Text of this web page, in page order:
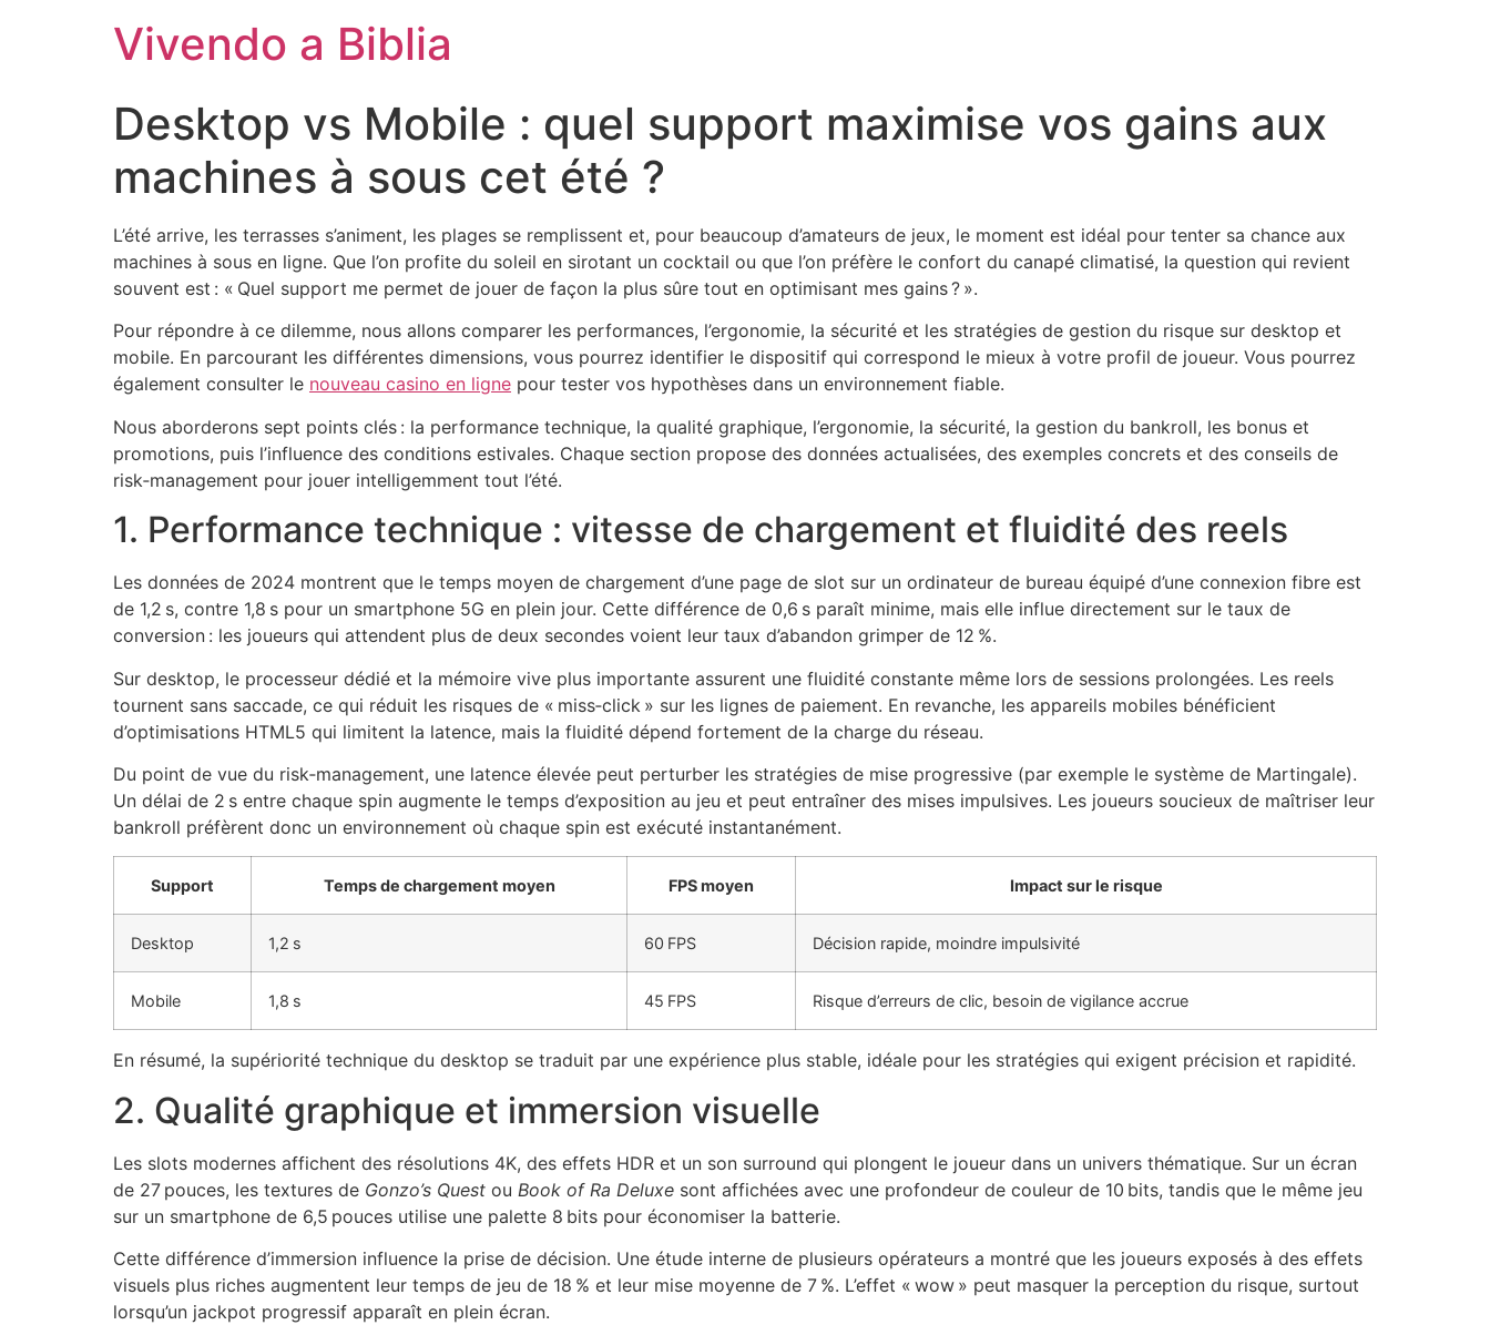
Vivendo a Biblia
Desktop vs Mobile : quel support maximise vos gains aux
machines à sous cet été ?
L’été arrive, les terrasses s’animent, les plages se remplissent et, pour beaucoup d’amateurs de jeux, le moment est idéal pour tenter sa chance aux
machines à sous en ligne. Que l’on profite du soleil en sirotant un cocktail ou que l’on préfère le confort du canapé climatisé, la question qui revient
souvent est : « Quel support me permet de jouer de façon la plus sûre tout en optimisant mes gains ? ».
Pour répondre à ce dilemme, nous allons comparer les performances, l’ergonomie, la sécurité et les stratégies de gestion du risque sur desktop et
mobile. En parcourant les différentes dimensions, vous pourrez identifier le dispositif qui correspond le mieux à votre profil de joueur. Vous pourrez
également consulter le nouveau casino en ligne pour tester vos hypothèses dans un environnement fiable.
Nous aborderons sept points clés : la performance technique, la qualité graphique, l’ergonomie, la sécurité, la gestion du bankroll, les bonus et
promotions, puis l’influence des conditions estivales. Chaque section propose des données actualisées, des exemples concrets et des conseils de
risk‑management pour jouer intelligemment tout l’été.
1. Performance technique : vitesse de chargement et fluidité des reels
Les données de 2024 montrent que le temps moyen de chargement d’une page de slot sur un ordinateur de bureau équipé d’une connexion fibre est
de 1,2 s, contre 1,8 s pour un smartphone 5G en plein jour. Cette différence de 0,6 s paraît minime, mais elle influe directement sur le taux de
conversion : les joueurs qui attendent plus de deux secondes voient leur taux d’abandon grimper de 12 %.
Sur desktop, le processeur dédié et la mémoire vive plus importante assurent une fluidité constante même lors de sessions prolongées. Les reels
tournent sans saccade, ce qui réduit les risques de « miss‑click » sur les lignes de paiement. En revanche, les appareils mobiles bénéficient
d’optimisations HTML5 qui limitent la latence, mais la fluidité dépend fortement de la charge du réseau.
Du point de vue du risk‑management, une latence élevée peut perturber les stratégies de mise progressive (par exemple le système de Martingale).
Un délai de 2 s entre chaque spin augmente le temps d’exposition au jeu et peut entraîner des mises impulsives. Les joueurs soucieux de maîtriser leur
bankroll préfèrent donc un environnement où chaque spin est exécuté instantanément.
Support Temps de chargement moyen FPS moyen Impact sur le risque
Desktop 1,2 s 60 FPS Décision rapide, moindre impulsivité
Mobile 1,8 s 45 FPS Risque d’erreurs de clic, besoin de vigilance accrue
En résumé, la supériorité technique du desktop se traduit par une expérience plus stable, idéale pour les stratégies qui exigent précision et rapidité.
2. Qualité graphique et immersion visuelle
Les slots modernes affichent des résolutions 4K, des effets HDR et un son surround qui plongent le joueur dans un univers thématique. Sur un écran
de 27 pouces, les textures de Gonzo’s Quest ou Book of Ra Deluxe sont affichées avec une profondeur de couleur de 10 bits, tandis que le même jeu
sur un smartphone de 6,5 pouces utilise une palette 8 bits pour économiser la batterie.
Cette différence d’immersion influence la prise de décision. Une étude interne de plusieurs opérateurs a montré que les joueurs exposés à des effets
visuels plus riches augmentent leur temps de jeu de 18 % et leur mise moyenne de 7 %. L’effet « wow » peut masquer la perception du risque, surtout
lorsqu’un jackpot progressif apparaît en plein écran.